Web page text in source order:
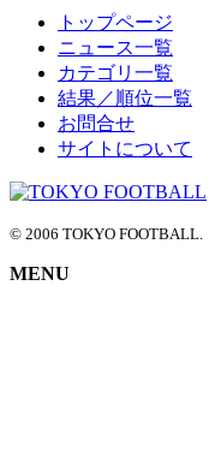
トップページ
ニュース一覧
カテゴリ一覧
結果／順位一覧
お問合せ
サイトについて
© 2006 TOKYO FOOTBALL.
MENU